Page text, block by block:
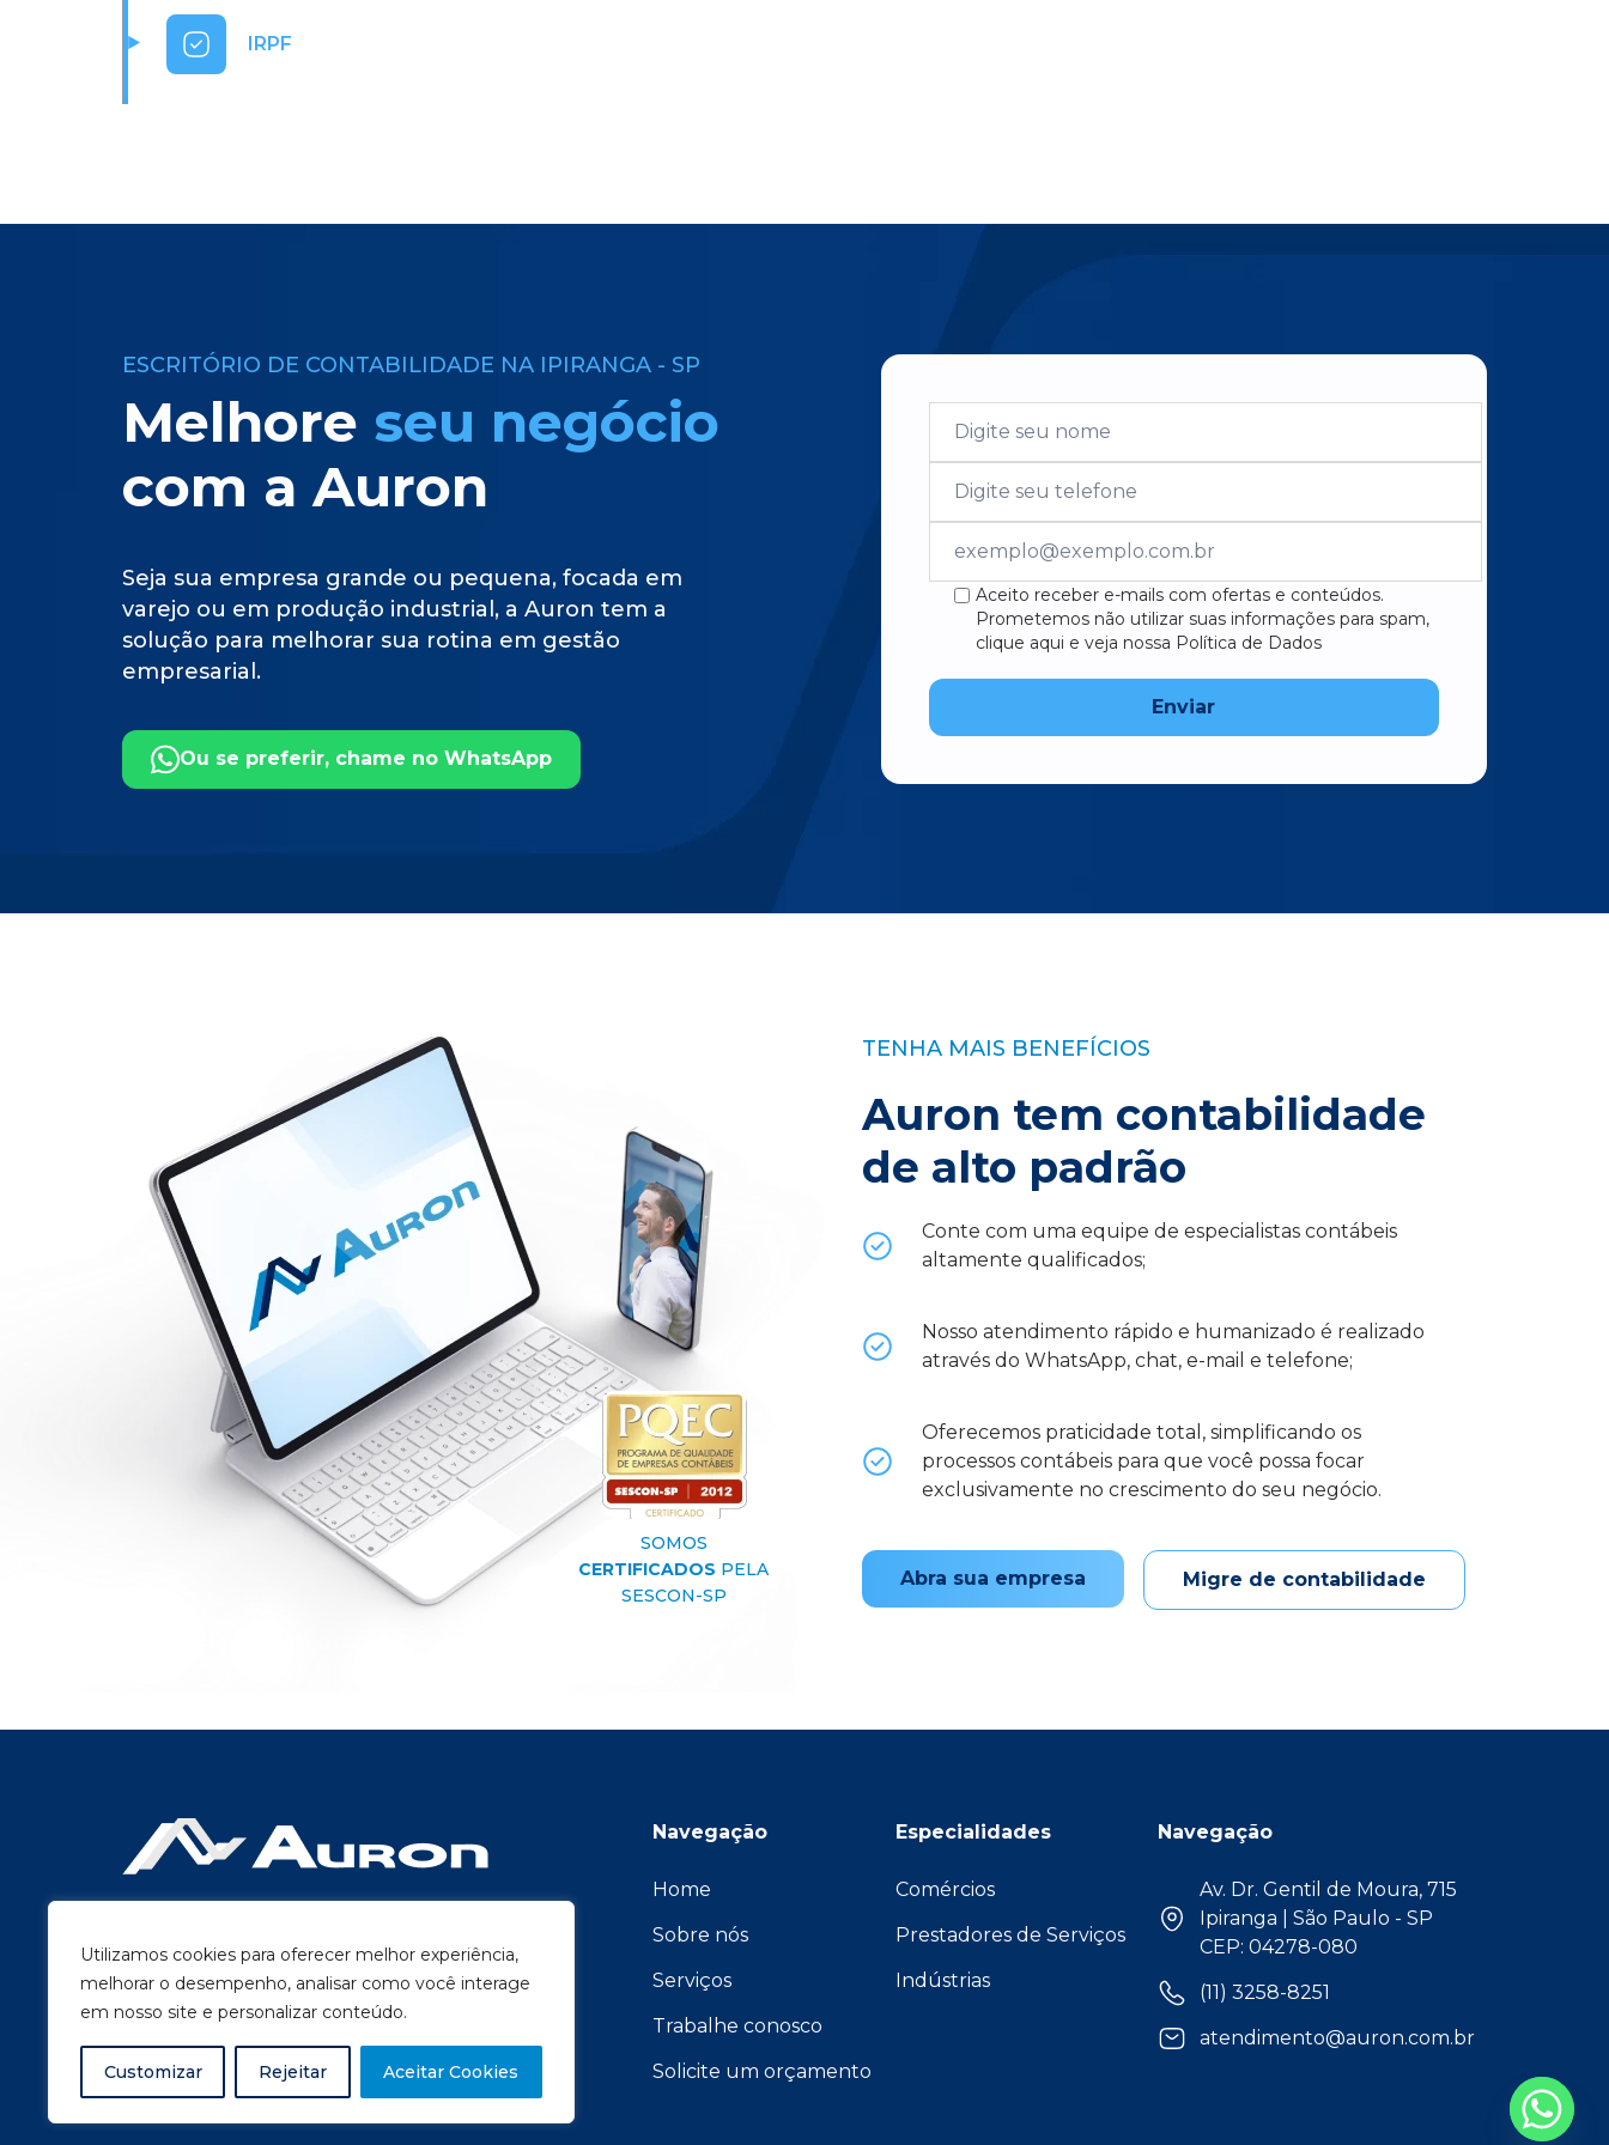
Utilizamos cookies para oferecer melhor experiência,
melhorar o desempenho, analisar como você interage
em nosso site e personalizar conteúdo.
Customizar Rejeitar Aceitar Cookies
IRPF
ESCRITÓRIO DE CONTABILIDADE NA IPIRANGA - SP
Melhore seu negócio
com a Auron
Seja sua empresa grande ou pequena, focada em
varejo ou em produção industrial, a Auron tem a
solução para melhorar sua rotina em gestão
empresarial.
Ou se preferir, chame no WhatsApp
Aceito receber e-mails com ofertas e conteúdos.
Prometemos não utilizar suas informações para spam,
clique aqui e veja nossa Política de Dados
SOMOS
CERTIFICADOS PELA
SESCON-SP
TENHA MAIS BENEFÍCIOS
Auron tem contabilidade
de alto padrão
Conte com uma equipe de especialistas contábeis
altamente qualificados;
Nosso atendimento rápido e humanizado é realizado
através do WhatsApp, chat, e-mail e telefone;
Oferecemos praticidade total, simplificando os
processos contábeis para que você possa focar
exclusivamente no crescimento do seu negócio.
Abra sua empresa Migre de contabilidade
abrangentes, incluindo assessoria contábil, fiscal e
trabalhista.
Nos acompanhe:
Navegação
Home
Sobre nós
Serviços
Trabalhe conosco
Solicite um orçamento
Especialidades
Comércios
Prestadores de Serviços
Indústrias
Navegação
Av. Dr. Gentil de Moura, 715
Ipiranga | São Paulo - SP
CEP: 04278-080
(11) 3258-8251
atendimento@auron.com.br